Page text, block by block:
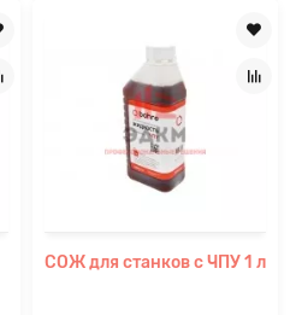
СОЖ для станков с ЧПУ 1 л